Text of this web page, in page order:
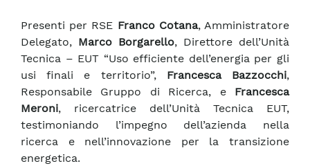
Presenti per RSE Franco Cotana, Amministratore
Delegato, Marco Borgarello, Direttore dell’Unità
Tecnica – EUT “Uso efficiente dell’energia per gli
usi finali e territorio”, Francesca Bazzocchi,
Responsabile Gruppo di Ricerca, e Francesca
Meroni, ricercatrice dell’Unità Tecnica EUT,
testimoniando l’impegno dell’azienda nella
ricerca e nell’innovazione per la transizione
energetica.